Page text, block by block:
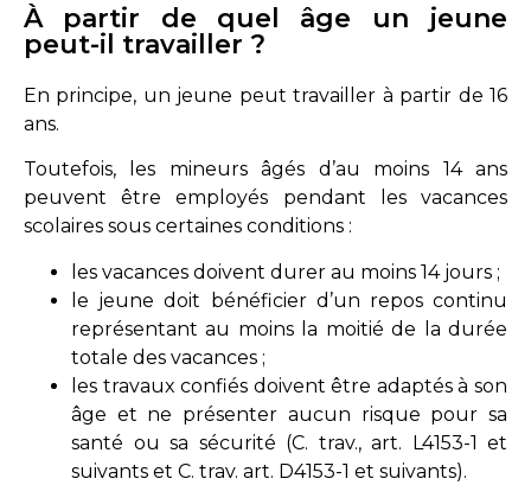
À partir de quel âge un jeune
peut-il travailler ?
En principe, un jeune peut travailler à partir de 16
ans.
Toutefois, les mineurs âgés d’au moins 14 ans
peuvent être employés pendant les vacances
scolaires sous certaines conditions :
les vacances doivent durer au moins 14 jours ;
le jeune doit bénéficier d’un repos continu
représentant au moins la moitié de la durée
totale des vacances ;
les travaux confiés doivent être adaptés à son
âge et ne présenter aucun risque pour sa
santé ou sa sécurité (C. trav., art. L4153-1 et
suivants et C. trav. art. D4153-1 et suivants).